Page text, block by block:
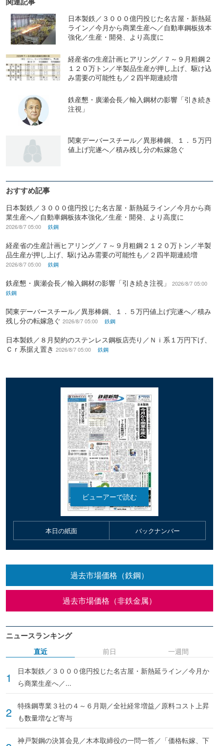
日本製鉄／３０００億円投じた名古屋・新熱延
ライン／今月から商業生産へ／自動車鋼板抜本
強化／生産・開発、より高度に
経産省の生産計画ヒアリング／７～９月粗鋼２
１２０万トン／半製品生産が押し上げ、駆け込
み需要の可能性も／２四半期連続増
鉄産懇・廣瀬会長／輸入鋼材の影響「引き続き
注視」
関東デーバースチール／異形棒鋼、１．５万円
値上げ完遂へ／積み残し分の転嫁急ぐ
おすすめ記事
日本製鉄／３０００億円投じた名古屋・新熱延ライン／今月から商
業生産へ／自動車鋼板抜本強化／生産・開発、より高度に
2026/8/7 05:00 鉄鋼
経産省の生産計画ヒアリング／７～９月粗鋼２１２０万トン／半製
品生産が押し上げ、駆け込み需要の可能性も／２四半期連続増
2026/8/7 05:00 鉄鋼
鉄産懇・廣瀬会長／輸入鋼材の影響「引き続き注視」
2026/8/7 05:00
鉄鋼
関東デーバースチール／異形棒鋼、１．５万円値上げ完遂へ／積み
残し分の転嫁急ぐ 2026/8/7 05:00 鉄鋼
日本製鉄／８月契約のステンレス鋼板店売り／Ｎｉ系１万円下げ、
Ｃｒ系据え置き 2026/8/7 05:00 鉄鋼
本日の紙面 バックナンバー
過去市場価格（鉄鋼）
過去市場価格（非鉄金属）
ニュースランキング
直近
日本製鉄／３０００億円投じた名古屋・新熱延ライン／今月か
ら商業生産へ／...
特殊鋼専業３社の４～６月期／全社経常増益／原料コスト上昇
も数量増など寄与
神戸製鋼の決算会見／木本取締役の一問一答／「価格転嫁、下
前日 一週間